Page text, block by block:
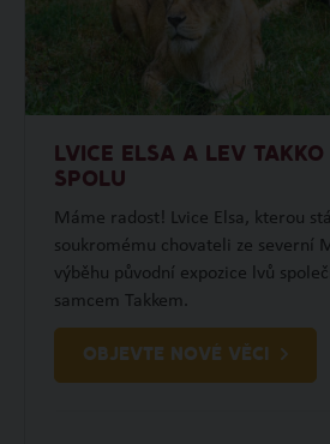
LVICE ELSA A LEV
SPOLU
Máme radost! Lvice Elsa, kterou
soukromému chovateli ze severní
výběhu původní expozice lvů
samcem Takkem.
OBJEVTE NOVÉ VĚCI